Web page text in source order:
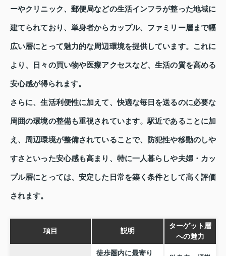
ーやクリニック、郵便局などの生活インフラが整った地域に
建てられており、単身者からカップル、ファミリー層まで幅
広い層にとって魅力的な周辺環境を提供しています。これに
より、日々の買い物や医療アクセスなど、生活の質を高める
安心感が得られます。
さらに、生活利便性に加えて、快適な毎日を送るのに必要な
周囲の環境の整備も重視されています。駅近であることに加
え、周辺環境が整備されていることで、防犯性や移動のしや
すさといった安心感も高まり、特に一人暮らしや夫婦・カッ
プル層にとっては、安定した日常を築く条件として高く評価
されます。
項目 説明
ターゲット層
への魅力
徒歩圏内に最寄り